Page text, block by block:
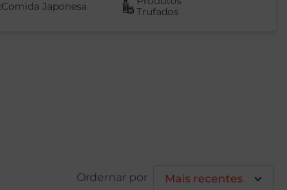
Comida Japonesa
Trufados
Mais recentes